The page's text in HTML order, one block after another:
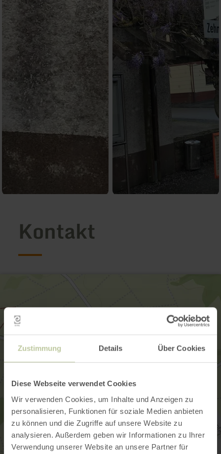
Zustimmung Details Über Cookies
Diese Webseite verwendet Cookies
Wir verwenden Cookies, um Inhalte und Anzeigen zu
personalisieren, Funktionen für soziale Medien anbieten
zu können und die Zugriffe auf unsere Website zu
analysieren. Außerdem geben wir Informationen zu Ihrer
Verwendung unserer Website an unsere Partner für
Kontakt